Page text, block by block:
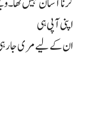
اپنی آپی ہی
ان کے لیے مری جا